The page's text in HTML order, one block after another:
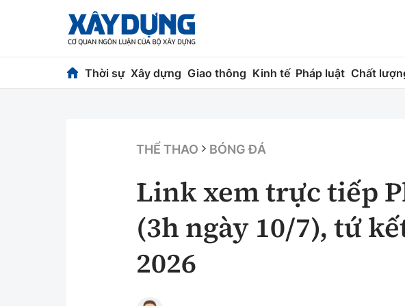
Thời sự Xây dựng Giao thông Kinh tế Pháp luật Chất
Chuyện dọc đường
Chỉ đạo điều hành
Vật liệu xây dựng
Giám định chất lượng
Hàng
THỂ THAO BÓNG ĐÁ
Link xem trực tiếp
(3h ngày 10/7), tứ
2026